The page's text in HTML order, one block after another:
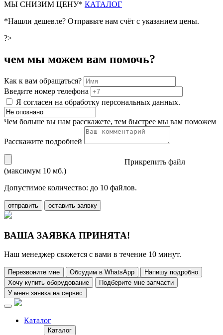
МЫ СНИЗИМ ЦЕНУ* КАТАЛОГ
*Нашли дешевле? Отправьте нам счёт с указанием цены.
?>
чем мы можем вам помочь?
Как к вам обращаться?
Введите номер телефона
Я согласен на обработку персональных данных.
Чем больше вы нам расскажете, тем быстрее мы вам поможем
Расскажите подробней
Прикрепить файл
(максимум 10 мб.)
Допустимое количество: до 10 файлов.
отправить оставить заявку
ВАША ЗАЯВКА ПРИНЯТА!
Наш менеджер свяжется с вами в течение 10 минут.
Перезвоните мне Обсудим в WhatsApp
Напишу подробно
Хочу купить оборудование
Подберите мне запчасти
У меня заявка на сервис
Каталог
Каталог